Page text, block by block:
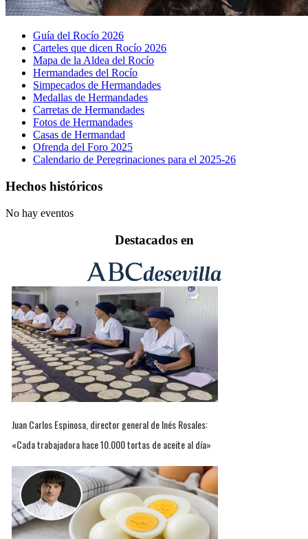
Guía del Rocío 2026
Carteles que dicen Rocío 2026
Mapa de la Aldea del Rocío
Hermandades del Rocío
Simpecados de Hermandades
Medallas de Hermandades
Carretas de Hermandades
Fotos de Hermandades
Casas de Hermandad
Ofrenda del Foro 2025
Calendario de Peregrinaciones para el 2025-26
Hechos históricos
No hay eventos
Destacados en
Juan Carlos Espinosa, director general de Inés Rosales:
«Cada trabajadora hace 10.000 tortas de aceite al día»